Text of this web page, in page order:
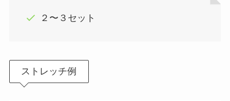
２〜３セット
ストレッチ例